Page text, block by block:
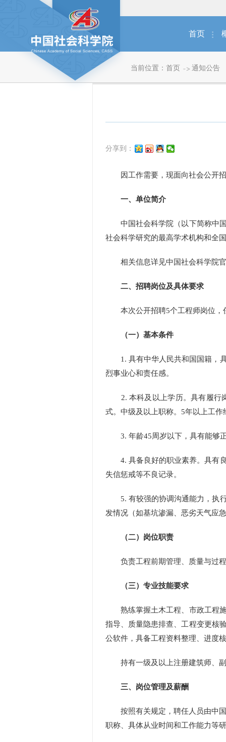
首页
当前位置： 首页 通知公告
分享到：
因工作需要，现面向社会公开
一、单位简介
中国社会科学院（以下简称中
社会科学研究的最高学术机构和全
相关信息详见中国社会科学院
二、招聘岗位及具体要求
本次公开招聘5个工程师岗位，
（一）基本条件
1.具有中华人民共和国国籍，
烈事业心和责任感。
2. 本科及以上学历。具有履行
式。中级及以上职称。 5年以上工作
3. 年龄45周岁以下，具有能够
4.具备良好的职业素养。具有
失信惩戒等不良记录。
5.有较强的协调沟通能力，执
发情况 （如基坑渗漏、恶劣天气应
（二）岗位职责
负责工程前期管理、质量与过
（三）专业技能要求
熟练掌握土木工程、市政工程
指导、质量隐患排查、工程变更核
公软件，具备工程资料整理、进度
持有一级及以上注册建筑师、
三、岗位管理及薪酬
按照有关规定，聘任人员由中
职称、具体从业时间和工作能力等